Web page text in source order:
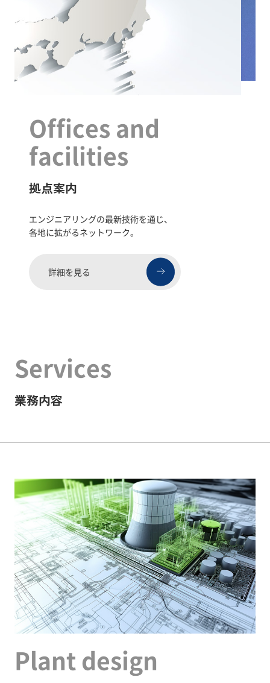
Offices and
facilities
拠点案内
エンジニアリングの最新技術を通じ、
各地に拡がるネットワーク。
詳細を見る
Services
業務内容
Plant design